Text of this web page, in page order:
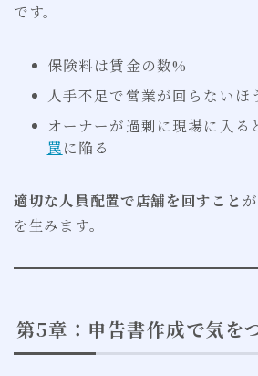
です。
保険料は賃金の数%
人手不足で営業が回らないほ
オーナーが過剰に現場に入る
罠に陥る
適切な人員配置で店舗を回すこと
を生みます。
第5章：申告書作成で気を